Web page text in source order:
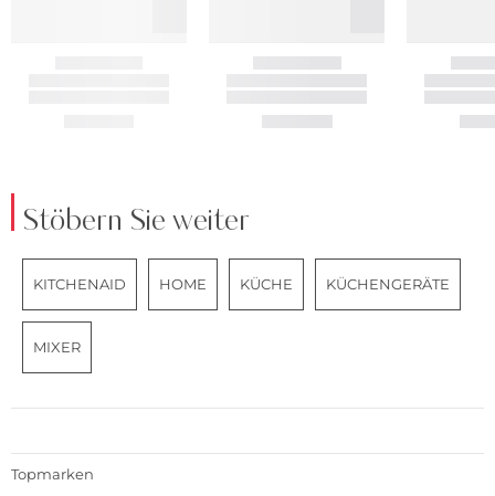
Stöbern Sie weiter
KITCHENAID HOME KÜCHE KÜCHENGERÄTE
MIXER
Topmarken